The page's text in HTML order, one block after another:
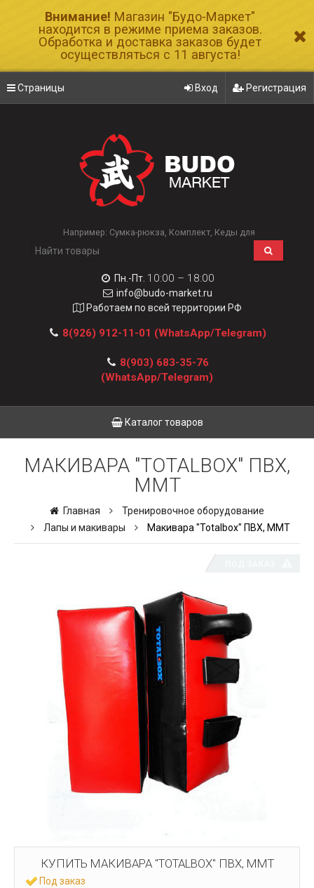
Внимание! Магазин "Будо-Маркет"
находится в режиме приема заказов.
Обработка и доставка заказов будет
осуществляться с 11 августа!
Страницы Вход Регистрация
Например: Сумка-рюкза Комплект Кеды для
Пн.-Пт. 10:00 – 18:00
info@budo-market.ru
Работаем по всей территории РФ
8(926) 912-11-01 (WhatsApp/Telegram)
8(903) 683-35-76
(WhatsApp/Telegram)
Каталог товаров
МАКИВАРА "TOTALBOX" ПВХ,
ММТ
Главная
Тренировочное оборудование
Лапы и макивары
Макивара "Totalbox" ПВХ, ММТ
КУПИТЬ МАКИВАРА "TOTALBOX" ПВХ, ММТ
Под заказ